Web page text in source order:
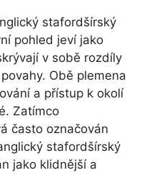
stafordšírský
pohled jeví jako
v sobě rozdíly
Obě plemena
a přístup k okolí
Zatímco
často označován
stafordšírský
jako klidnější a